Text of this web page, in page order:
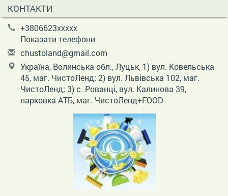
КОНТАКТИ
+3806623xxxxx
Показати телефони
chustoland@gmail.com
Україна, Волинська обл., Луцьк, 1) вул. Ковельська
45, маг. ЧистоЛенд; 2) вул. Львівська 102, маг.
ЧистоЛенд; 3) с. Рованці, вул. Калинова 39,
парковка АТБ, маг. ЧистоЛенд+FOOD